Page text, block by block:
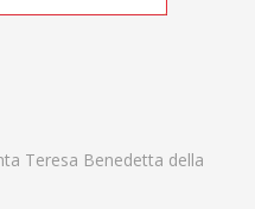
Teresa Benedetta della